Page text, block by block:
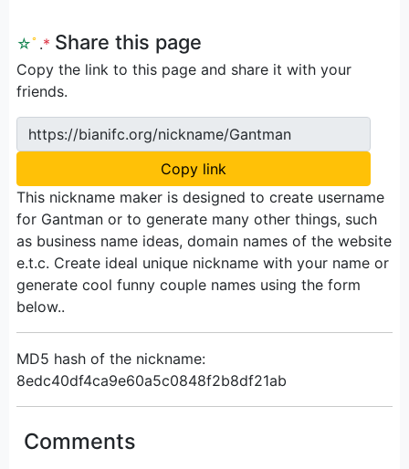
☆ﾟ .* Share this page
Copy the link to this page and share it with your
friends.
https://bianifc.org/nickname/Gantman
Copy link
This nickname maker is designed to create username
for Gantman or to generate many other things, such
as business name ideas, domain names of the website
e.t.c. Create ideal unique nickname with your name or
generate cool funny couple names using the form
below..
MD5 hash of the nickname:
8edc40df4ca9e60a5c0848f2b8df21ab
Comments